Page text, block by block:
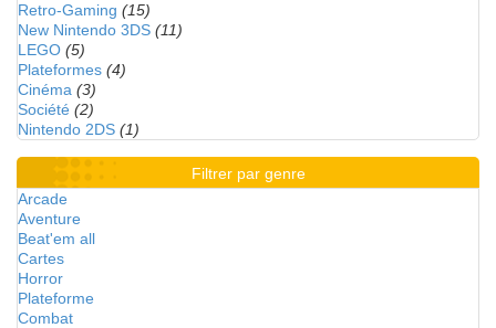
Retro-Gaming (15)
New Nintendo 3DS (11)
LEGO (5)
Plateformes (4)
Cinéma (3)
Société (2)
Nintendo 2DS (1)
Filtrer par genre
Arcade
Aventure
Beat'em all
Cartes
Horror
Plateforme
Combat